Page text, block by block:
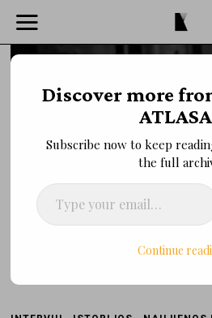
Discover more
Subscribe now to keep
the full
Type your email…
Continue